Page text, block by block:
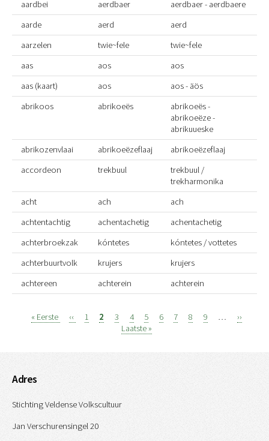
aardbei
aerdbaer
aerdbaer - aerdbaere
aarde
aerd
aerd
aarzelen
twie~fele
twie~fele
aas
aos
aos
aas (kaart)
aos
aos - äös
abrikoos
abrikoeës
abrikoeës -
abrikoeëze -
abrikuueske
abrikozenvlaai
abrikoeëzeflaaj
abrikoeëzeflaaj
accordeon
trekbuul
trekbuul /
trekharmonika
acht
ach
ach
achtentachtig
achentachetig
achentachetig
achterbroekzak
kóntetes
kóntetes / vottetes
achterbuurtvolk
krujers
krujers
achtereen
achterein achterein
Paginatie
Eerste
« Eerste
Vorige
‹‹ Page
1 Page
2 Page
3 Page
4 Page
5 Page
6 Page
7 Page
8 Page
9 … ››
Laatste »
Adres
Stichting Veldense Volkscultuur
Jan Verschurensingel 20